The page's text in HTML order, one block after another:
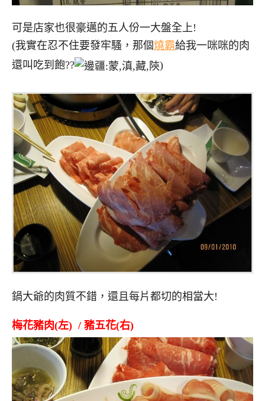
可是店家也很豪邁的五人份一大盤全上!
(我實在忍不住要發牢騷，那個燒霸給我一咪咪的肉
還叫吃到飽??
)
鍋大爺的肉質不錯，還且每片都切的相當大!
梅花豬肉(左) / 豬五花(右)